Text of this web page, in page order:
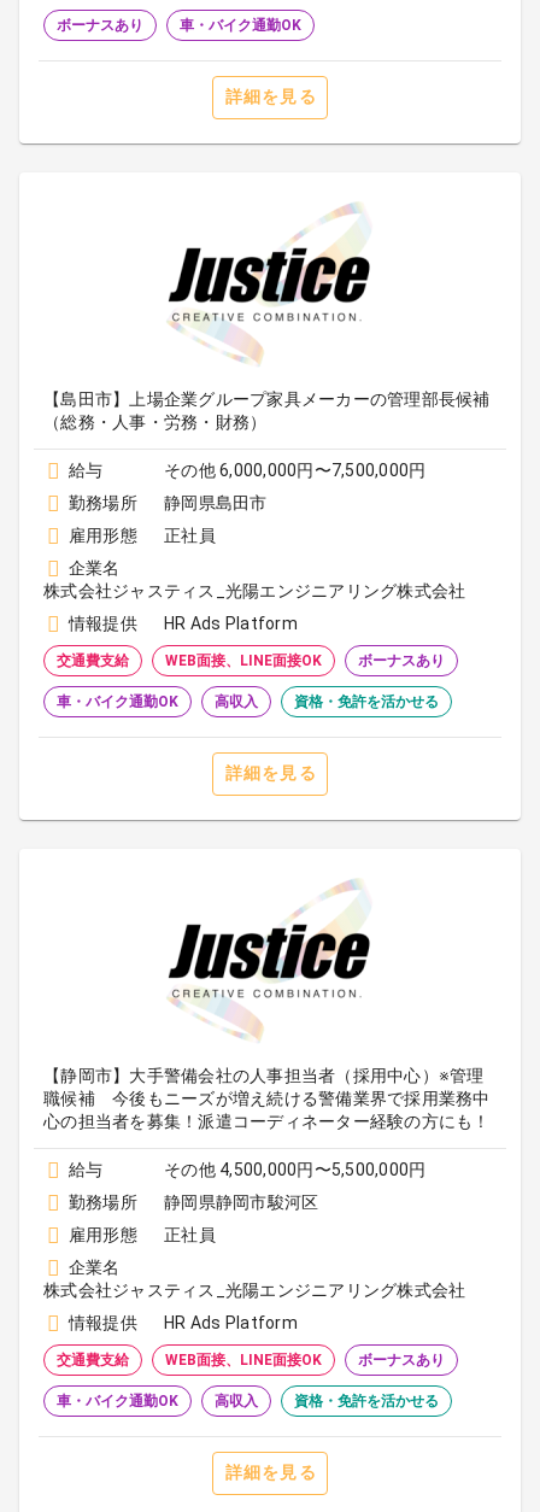
ボーナスあり 車・バイク通勤OK
詳細を見る
【島田市】上場企業グループ家具メーカーの管理部長候補
（総務・人事・労務・財務）
給与
その他 6,000,000円〜7,500,000円
勤務場所
静岡県島田市
雇用形態
正社員
企業名
株式会社ジャスティス_光陽エンジニアリング株式会社
情報提供
HR Ads Platform
交通費支給 WEB面接、LINE面接OK ボーナスあり
車・バイク通勤OK 高収入 資格・免許を活かせる
詳細を見る
【静岡市】大手警備会社の人事担当者（採用中心）※管理
職候補 今後もニーズが増え続ける警備業界で採用業務中
心の担当者を募集！派遣コーディネーター経験の方にも！
給与
その他 4,500,000円〜5,500,000円
勤務場所
静岡県静岡市駿河区
雇用形態
正社員
企業名
株式会社ジャスティス_光陽エンジニアリング株式会社
情報提供
HR Ads Platform
交通費支給 WEB面接、LINE面接OK ボーナスあり
車・バイク通勤OK 高収入 資格・免許を活かせる
詳細を見る